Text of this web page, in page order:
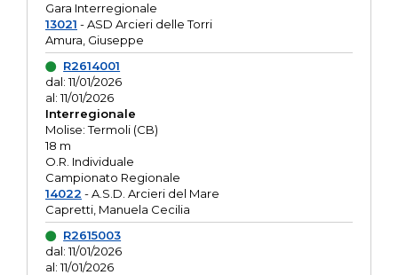
Gara Interregionale
13021 - ASD Arcieri delle Torri
Amura, Giuseppe
R2614001
dal: 11/01/2026
al: 11/01/2026
Interregionale
Molise: Termoli (CB)
18 m
O.R. Individuale
Campionato Regionale
14022 - A.S.D. Arcieri del Mare
Capretti, Manuela Cecilia
R2615003
dal: 11/01/2026
al: 11/01/2026